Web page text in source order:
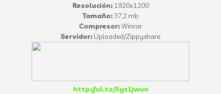
Resolución:1920x1200
Tamaño: 37,2 mb
Compresor:Winrar
Servidor: Uploaded/Zippyshare
http://ul.to/5yz1jwun